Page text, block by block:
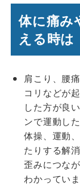
体に痛み
える時は
肩こり、腰
コリなどが
した方が良
ンで運動し
体操、運動
たりする解
歪みにつな
わかっていま